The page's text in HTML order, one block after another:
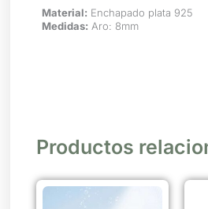
Material: Enchapado plata 925
Medidas: Aro: 8mm
Productos